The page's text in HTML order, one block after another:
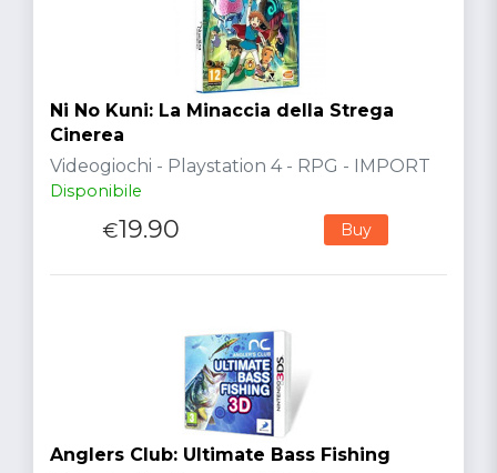
Ni No Kuni: La Minaccia della Strega
Cinerea
Videogiochi - Playstation 4 - RPG - IMPORT
Disponibile
€19.90 Buy
Anglers Club: Ultimate Bass Fishing